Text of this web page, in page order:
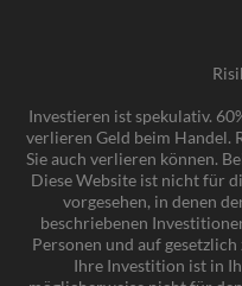
Investieren ist spekulativ.
verlieren Geld beim Handel.
Sie auch verlieren können.
Diese Website ist nicht für
vorgesehen, in denen
beschriebenen
Personen und auf
Ihre Investition ist in